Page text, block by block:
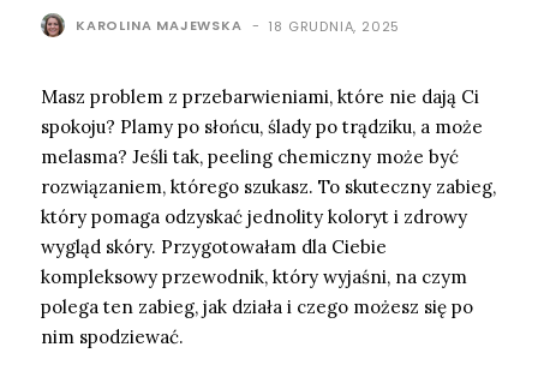
KAROLINA MAJEWSKA - 18 GRUDNIA, 2025
Masz problem z przebarwieniami, które nie dają Ci
spokoju? Plamy po słońcu, ślady po trądziku, a może
melasma? Jeśli tak, peeling chemiczny może być
rozwiązaniem, którego szukasz. To skuteczny zabieg,
który pomaga odzyskać jednolity koloryt i zdrowy
wygląd skóry. Przygotowałam dla Ciebie
kompleksowy przewodnik, który wyjaśni, na czym
polega ten zabieg, jak działa i czego możesz się po
nim spodziewać.